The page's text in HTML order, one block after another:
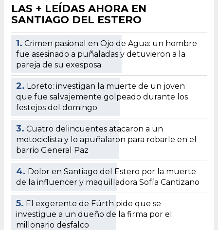
LAS + LEÍDAS AHORA EN
SANTIAGO DEL ESTERO
1. Crimen pasional en Ojo de Agua: un hombre
fue asesinado a puñaladas y detuvieron a la
pareja de su exesposa
2. Loreto: investigan la muerte de un joven
que fue salvajemente golpeado durante los
festejos del domingo
3. Cuatro delincuentes atacaron a un
motociclista y lo apuñalaron para robarle en el
barrio General Paz
4. Dolor en Santiago del Estero por la muerte
de la influencer y maquilladora Sofía Cantizano
5. El exgerente de Fürth pide que se
investigue a un dueño de la firma por el
millonario desfalco